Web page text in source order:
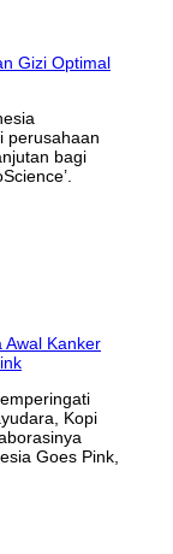
perusahaan
bagi
Kopi
Goes Pink,